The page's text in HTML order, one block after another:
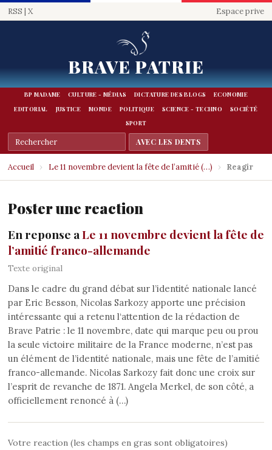
RSS | X Espace prive
BRAVE PATRIE
BP MADAME CULTURE - MÉDIAS DICTATURE DES BLOGS
ECONOMIE
EDITORIAL
JUSTICE MONDE POLITIQUE SCIENCE - TECHNO
SOCIÉTÉ
SPORT
Accueil › Le 11 novembre devient la fête de l’amitié (…) › Reagir
Poster une reaction
En reponse aLe 11 novembre devient la fête de
l’amitié franco-allemande
Texte original
Dans le cadre du grand débat sur l’identité nationale lancé
par Eric Besson, Nicolas Sarkozy apporte une précision
intéressante qui a retenu l‘attention de la rédaction de
Brave Patrie : le 11 novembre, date qui marque peu ou prou
la seule victoire militaire de la France moderne, n’est pas
un élément de l’identité nationale, mais une fête de l’amitié
franco-allemande. Nicolas Sarkozy fait donc une croix sur
l’esprit de revanche de 1871. Angela Merkel, de son côté, a
officiellement renoncé à (…)
Votre reaction (les champs en gras sont obligatoires)